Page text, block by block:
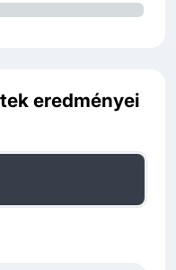
eredményei